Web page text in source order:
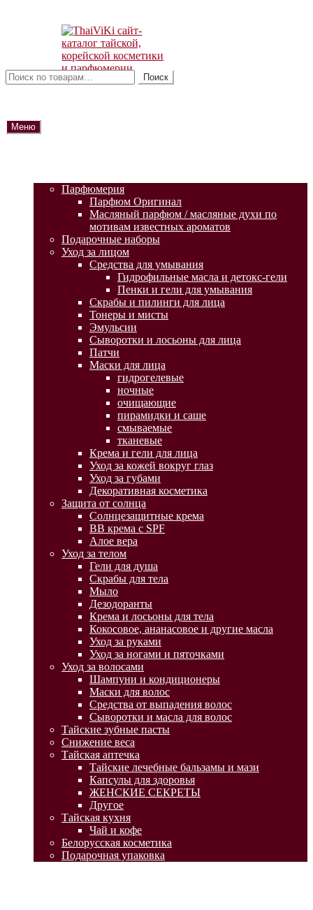
содержимому
Искать:
Поиск
Меню
Парфюмерия
Парфюм Оригинал
Масляный парфюм / масляные духи по
мотивам известных ароматов
Подарочные наборы
Уход за лицом
Средства для умывания
Гидрофильные масла и детокс-гели
Пенки и гели для умывания
Скрабы и пилинги для лица
Тонеры и мисты
Эмульсии
Сыворотки и лосьоны для лица
Патчи
Маски для лица
гидрогелевые
ночные
очищающие
пирамидки и саше
смываемые
тканевые
Крема и гели для лица
Уход за кожей вокруг глаз
Уход за губами
Декоративная косметика
Защита от солнца
Солнцезащитные крема
BB крема с SPF
Алое вера
Уход за телом
Гели для душа
Скрабы для тела
Мыло
Дезодоранты
Крема и лосьоны для тела
Кокосовое, ананасовое и другие масла
Уход за руками
Уход за ногами и пяточками
Уход за волосами
Шампуни и кондиционеры
Маски для волос
Средства от выпадения волос
Сыворотки и масла для волос
Тайские зубные пасты
Снижение веса
Тайская аптечка
Тайские лечебные бальзамы и мази
Капсулы для здоровья
ЖЕНСКИЕ СЕКРЕТЫ
Другое
Тайская кухня
Чай и кофе
Белорусская косметика
Подарочная упаковка